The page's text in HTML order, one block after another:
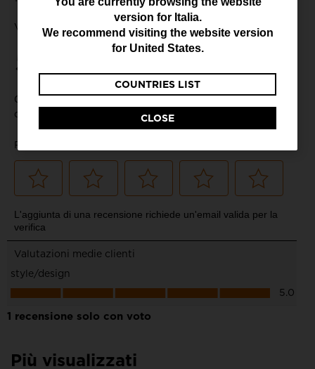
are
website
version
for
Italia
We
recommend
visiting
the
website
version
for
States.
version for Italia.
We recommend visiting the website version
for United States.
COUNTRIES LIST
CLOSE
Più visualizzati